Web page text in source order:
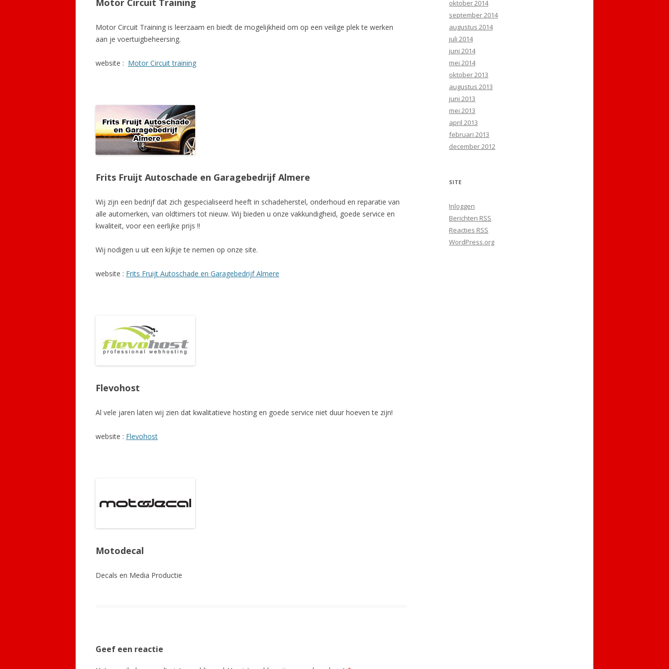
Motor Circuit Training is leerzaam en biedt de mogelijkheid om op een veilige plek te werken
aan je voertuigbeheersing.
website : Motor Circuit training
Frits Fruijt Autoschade en Garagebedrijf Almere
Wij zijn een bedrijf dat zich gespecialiseerd heeft in schadeherstel, onderhoud en reparatie van
alle automerken, van oldtimers tot nieuw. Wij bieden u onze vakkundigheid, goede service en
kwaliteit, voor een eerlijke prijs !!
Wij nodigen u uit een kijkje te nemen op onze site.
website : Frits Fruijt Autoschade en Garagebedrijf Almere
Flevohost
Al vele jaren laten wij zien dat kwalitatieve hosting en goede service niet duur hoeven te zijn!
website : Flevohost
Motodecal
Decals en Media Productie
Geef een reactie
oktober 2014
september 2014
augustus 2014
juli 2014
juni 2014
mei 2014
oktober 2013
augustus 2013
juni 2013
mei 2013
april 2013
februari 2013
december 2012
SITE
Inloggen
Berichten RSS
Reacties RSS
WordPress.org